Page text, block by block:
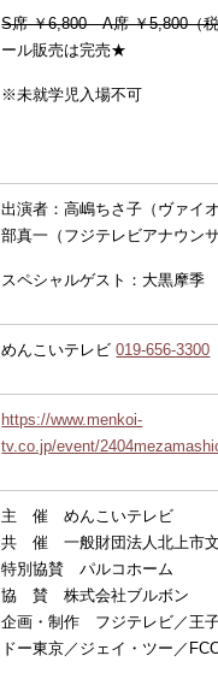
S席 ￥6,800 A席 ￥5,800（
ール販売は完売★
※未就学児入場不可
出演者 ：高嶋ちさ子（ヴァイ
部真一（フジテレビアナウンサ
スペシャルゲスト： 大黒摩季
めんこいテレビ019-656-3300
https://www.menkoi-
tv.co.jp/event/
主 催 めんこいテレビ
共 催 一般財団法人北上市
特別協賛 パルコホーム
協 賛 株式会社ブルボン
企画・制作 フジテレビ／王
ドー東京／ジェイ・ツー／